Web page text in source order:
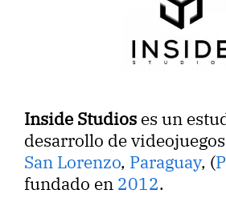
Inside Studios es un
desarrollo de
San Lorenzo, Paraguay, (
fundado en 2012.